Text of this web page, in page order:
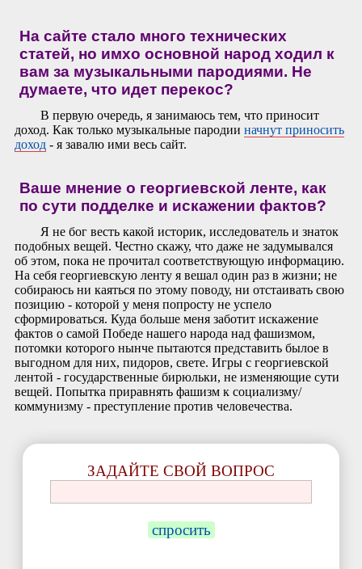
На сайте стало много технических
статей, но имхо основной народ ходил к
вам за музыкальными пародиями. Не
думаете, что идет перекос?
В первую очередь, я занимаюсь тем, что приносит
доход. Как только музыкальные пародии начнут приносить
доход - я завалю ими весь сайт.
Ваше мнение о георгиевской ленте, как
по сути подделке и искажении фактов?
Я не бог весть какой историк, исследователь и знаток
подобных вещей. Честно скажу, что даже не задумывался
об этом, пока не прочитал соответствующую информацию.
На себя георгиевскую ленту я вешал один раз в жизни; не
собираюсь ни каяться по этому поводу, ни отстаивать свою
позицию - которой у меня попросту не успело
сформироваться. Куда больше меня заботит искажение
фактов о самой Победе нашего народа над фашизмом,
потомки которого нынче пытаются представить былое в
выгодном для них, пидоров, свете. Игры с георгиевской
лентой - государственные бирюльки, не изменяющие сути
вещей. Попытка приравнять фашизм к социализму/
коммунизму - преступление против человечества.
ЗАДАЙТЕ СВОЙ ВОПРОС
спросить